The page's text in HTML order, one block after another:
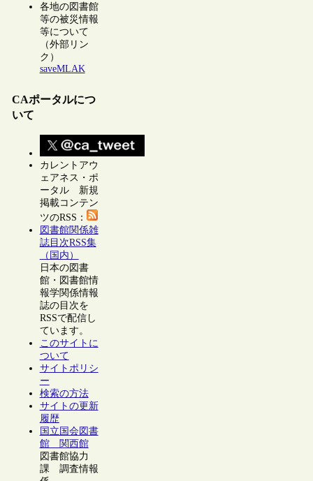
各地の図書館
等の被災情報
等について
（外部リン
ク）
saveMLAK
CAポータルにつ
いて
カレントアウ
ェアネス・ポ
ータル 新規
掲載コンテン
ツのRSS：
図書館関係雑
誌目次RSS集
（国内）
日本の図書
館・図書館情
報学関係情報
誌の目次を
RSSで配信し
ています。
このサイトに
ついて
サイトポリシ
ー
検索の方法
サイトの更新
履歴
国立国会図書
館 関西館
図書館協力
課 調査情報